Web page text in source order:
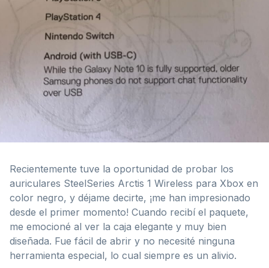
Recientemente tuve la oportunidad de probar los
auriculares SteelSeries Arctis 1 Wireless para Xbox en
color negro, y déjame decirte, ¡me han impresionado
desde el primer momento! Cuando recibí el paquete,
me emocioné al ver la caja elegante y muy bien
diseñada. Fue fácil de abrir y no necesité ninguna
herramienta especial, lo cual siempre es un alivio.